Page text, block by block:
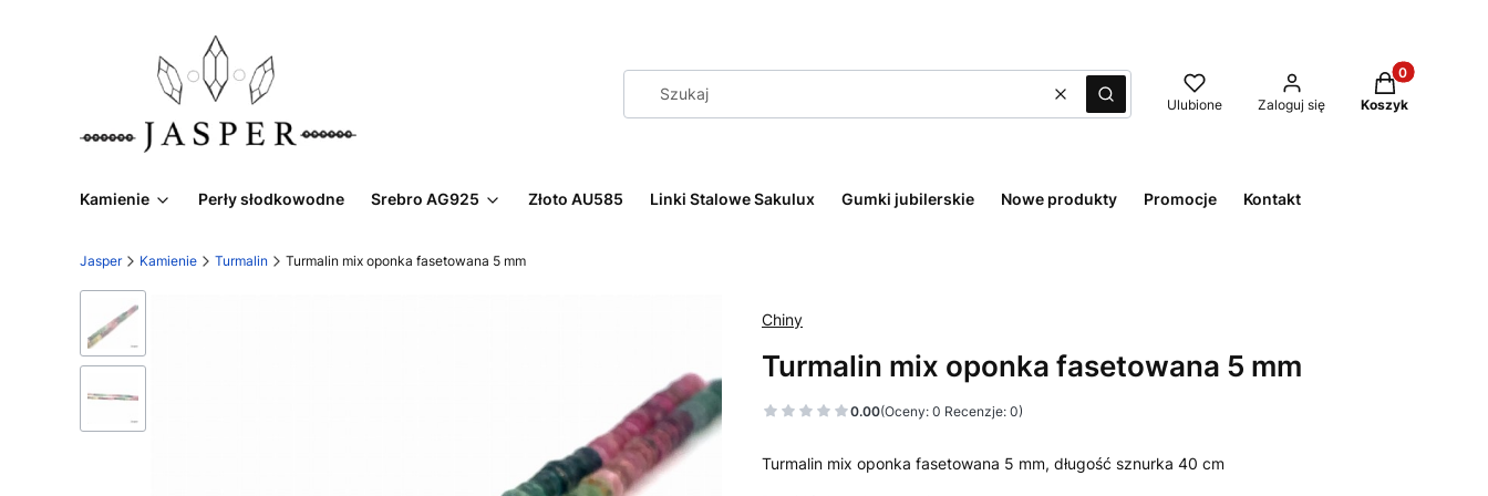
WyczyśćSzukaj Ulubione Zaloguj się
Produkty w
Koszyk
Kamienie Perły słodkowodne Srebro AG925 Złoto AU585 Linki Stalowe Sakulux Gumki jubilerskie Nowe produkty Promocje Kontakt
Jasper Kamienie Turmalin Turmalin mix oponka fasetowana 5 mm
Chiny
Turmalin mix oponka fasetowana 5 mm
0.00(Oceny: 0 Recenzje: 0)
Turmalin mix oponka fasetowana 5 mm, długość sznurka 40 cm